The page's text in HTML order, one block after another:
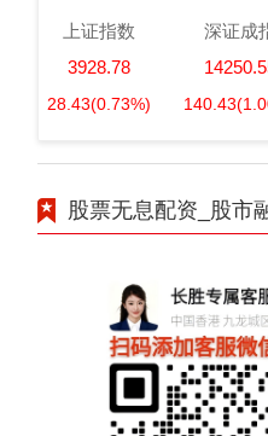
上证指数
3928.78
28.43(0.73%)
深证成
140.43
股票无息配资_股市